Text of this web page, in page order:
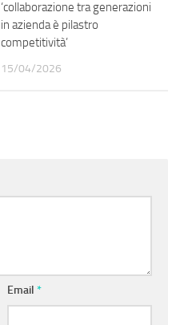
‘collaborazione tra generazioni
in azienda è pilastro
competitività’
15/04/2026
Email *